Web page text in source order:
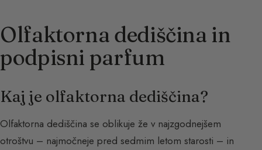
Olfaktorna dediščina in
podpisni parfum
Kaj je olfaktorna dediščina?
Olfaktorna dediščina se oblikuje že v najzgodnejšem
otroštvu – najmočneje pred sedmim letom starosti – in